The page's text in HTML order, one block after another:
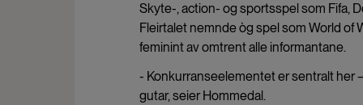
Skyte-, action- og sportsspel som Fifa,
Fleirtalet nemnde òg spel som World of
feminint av omtrent alle informantane.
- Konkurranseelementet er sentralt her
gutar, seier Hommedal.